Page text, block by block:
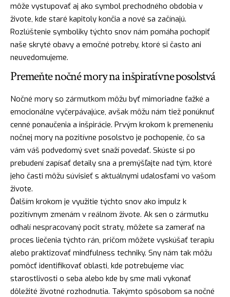
môže vystupovať aj ako symbol prechodného obdobia v
živote, kde staré kapitoly končia a nové sa začínajú.
Rozlúštenie symboliky týchto snov nám pomáha pochopiť
naše skryté obavy a emočné potreby, ktoré si často ani
neuvedomujeme.
Premeňte nočné mory na inšpiratívne posolstvá
Nočné mory so zármutkom môžu byť mimoriadne ťažké a
emocionálne vyčerpávajúce, avšak môžu nám tiež ponúknuť
cenné ponaučenia a inšpirácie. Prvým krokom k premeneniu
nočnej mory na pozitívne posolstvo je pochopenie, čo sa
vám váš podvedomý svet snaží povedať. Skúste si po
prebudení zapísať detaily sna a premýšľajte nad tým, ktoré
jeho časti môžu súvisieť s aktuálnymi udalosťami vo vašom
živote.
Ďalším krokom je využitie týchto snov ako impulz k
pozitívnym zmenám v reálnom živote. Ak sen o zármutku
odhalí nespracovaný pocit straty, môžete sa zamerať na
proces liečenia týchto rán, pričom môžete vyskúšať terapiu
alebo praktizovať mindfulness techniky. Sny nám tak môžu
pomôcť identifikovať oblasti, kde potrebujeme viac
starostlivosti o seba alebo kde by sme mali vykonať
dôležité životné rozhodnutia. Takýmto spôsobom sa nočné